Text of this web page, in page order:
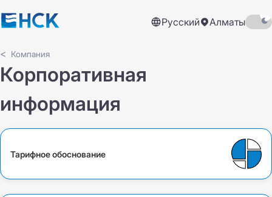
Русский Алматы
Компания
Корпоративная
информация
Тарифное обоснование